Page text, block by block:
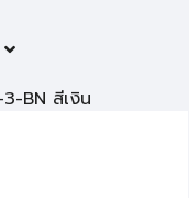
BN สีเงิน